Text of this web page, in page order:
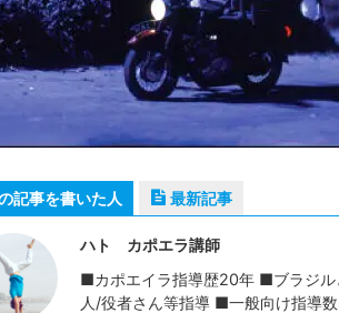
記事を書いた人 最新記事
ハト カポエラ講師
■カポエイラ指導歴20年 ■ブラジ
人/役者さん等指導 ■一般向け指導